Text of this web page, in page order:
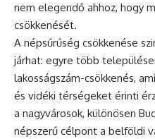
nem elegendő ahhoz, hogy
csökkenését.
A népsűrűség csökkenése
járhat: egyre több
lakosságszám-csökkenés,
és vidéki térségeket érinti
a nagyvárosok, különösen
népszerű célpont a belföldi